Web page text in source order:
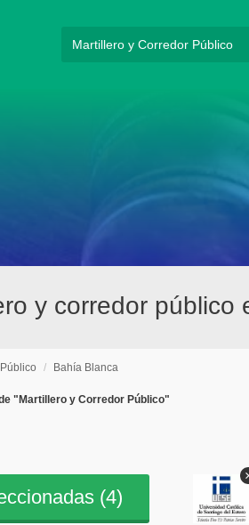
y corredor público
/ Bahía Blanca
"Martillero y Corredor Público"
(4)